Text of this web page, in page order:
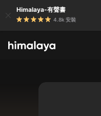
Himalaya-有聲書
4.8k 安裝